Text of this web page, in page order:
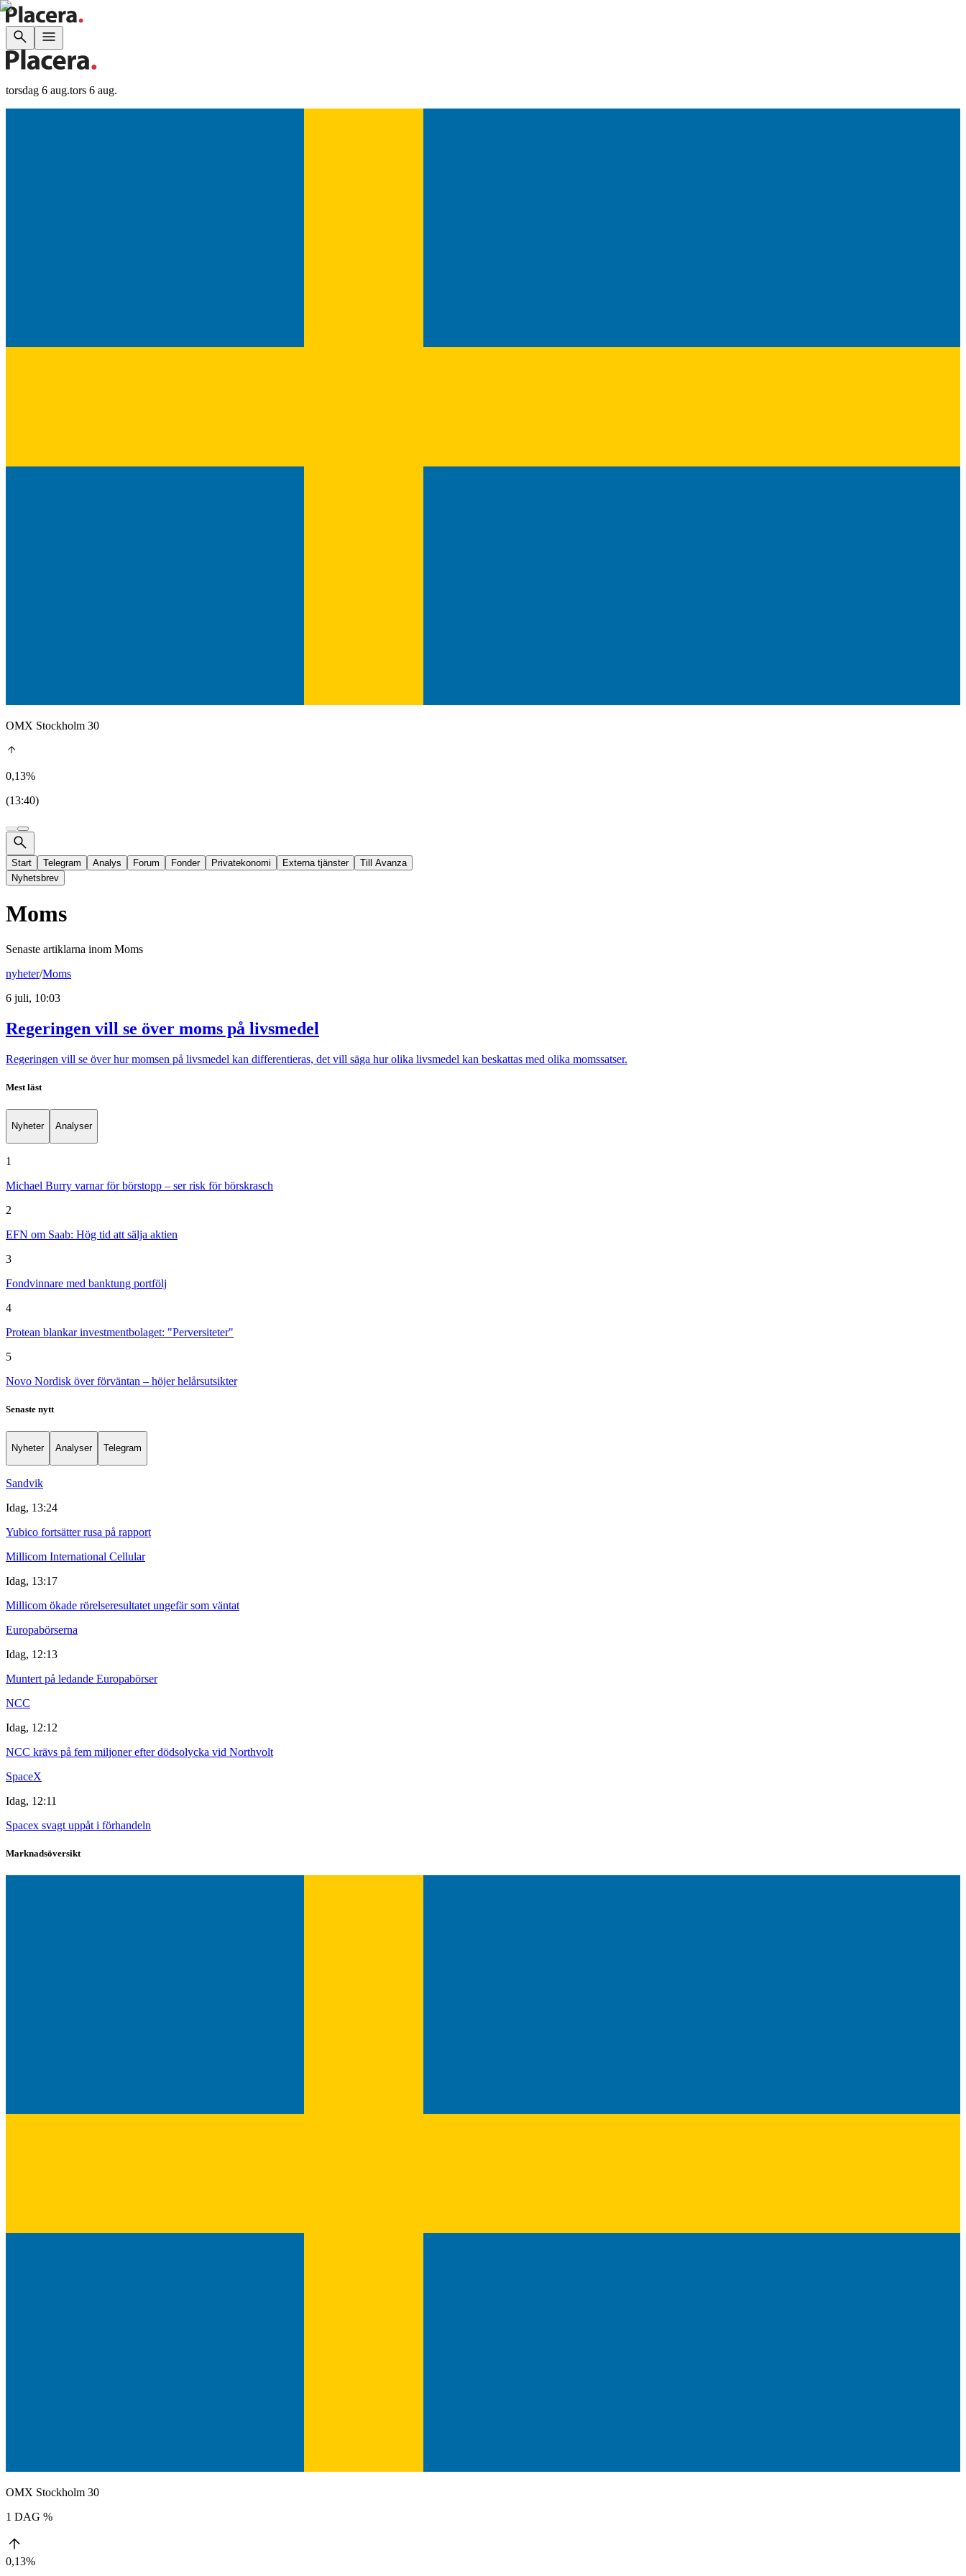
torsdag 6 aug.tors 6 aug.
OMX Stockholm 30
0,13%
(13:40)
Start Telegram Analys Forum Fonder Privatekonomi Externa tjänster
Till Avanza
Nyhetsbrev
Moms
Senaste artiklarna inom Moms
nyheter/Moms
6 juli, 10:03
Regeringen vill se över moms på livsmedel
Regeringen vill se över hur momsen på livsmedel kan differentieras, det vill säga hur olika livsmedel kan beskattas med olika momssatser.
Mest läst
Nyheter Analyser
1
Michael Burry varnar för börstopp – ser risk för börskrasch
2
EFN om Saab: Hög tid att sälja aktien
3
Fondvinnare med banktung portfölj
4
Protean blankar investmentbolaget: "Perversiteter"
5
Novo Nordisk över förväntan – höjer helårsutsikter
Senaste nytt
Nyheter Analyser Telegram
Sandvik
Idag, 13:24
Yubico fortsätter rusa på rapport
Millicom International Cellular
Idag, 13:17
Millicom ökade rörelseresultatet ungefär som väntat
Europabörserna
Idag, 12:13
Muntert på ledande Europabörser
NCC
Idag, 12:12
NCC krävs på fem miljoner efter dödsolycka vid Northvolt
SpaceX
Idag, 12:11
Spacex svagt uppåt i förhandeln
Marknadsöversikt
OMX Stockholm 30
1 DAG %
0,13%